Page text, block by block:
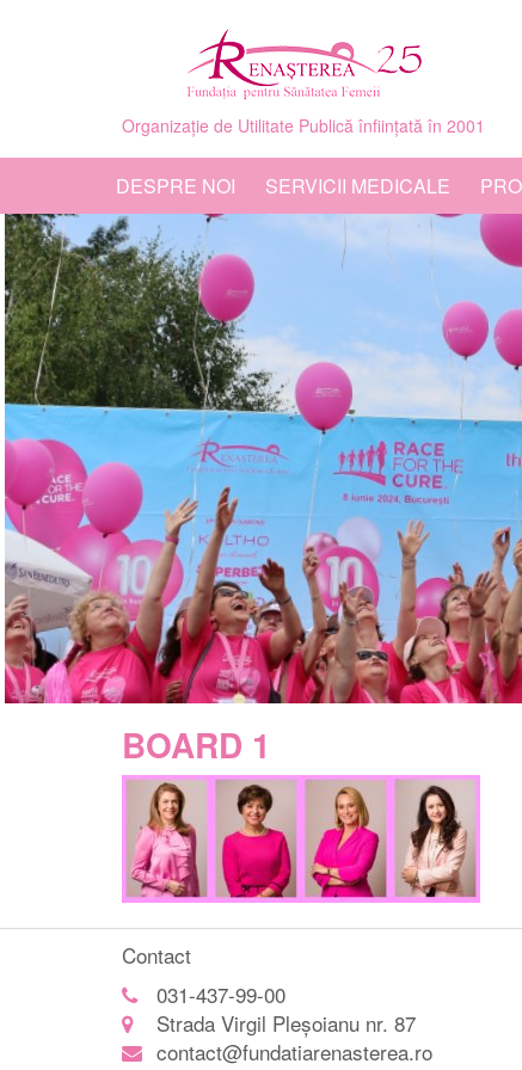
Organizație de Utilitate Publică înființată în 2001
DESPRE NOI SERVICII MEDICALE
BOARD 1
Contact
031-437-99-00
Strada Virgil Pleșoianu nr. 87
contact@fundatiarenasterea.ro